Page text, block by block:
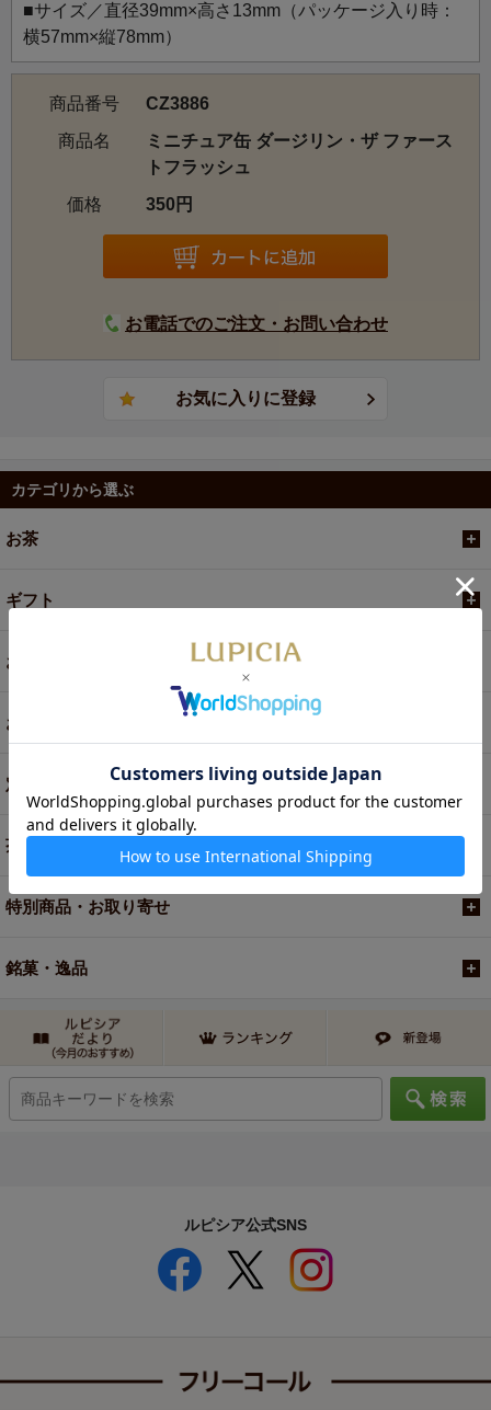
■サイズ／直径39mm×高さ13mm（パッケージ入り時：
横57mm×縦78mm）
商品番号
CZ3886
商品名
ミニチュア缶 ダージリン・ザ ファース
トフラッシュ
価格
350円
お電話でのご注文・お問い合わせ
カテゴリから選ぶ
お茶
ギフト
お菓子・食品・飲料
お買い得商品
定期便
茶器・オリジナルグッズ
特別商品・お取り寄せ
銘菓・逸品
ルピシア公式SNS